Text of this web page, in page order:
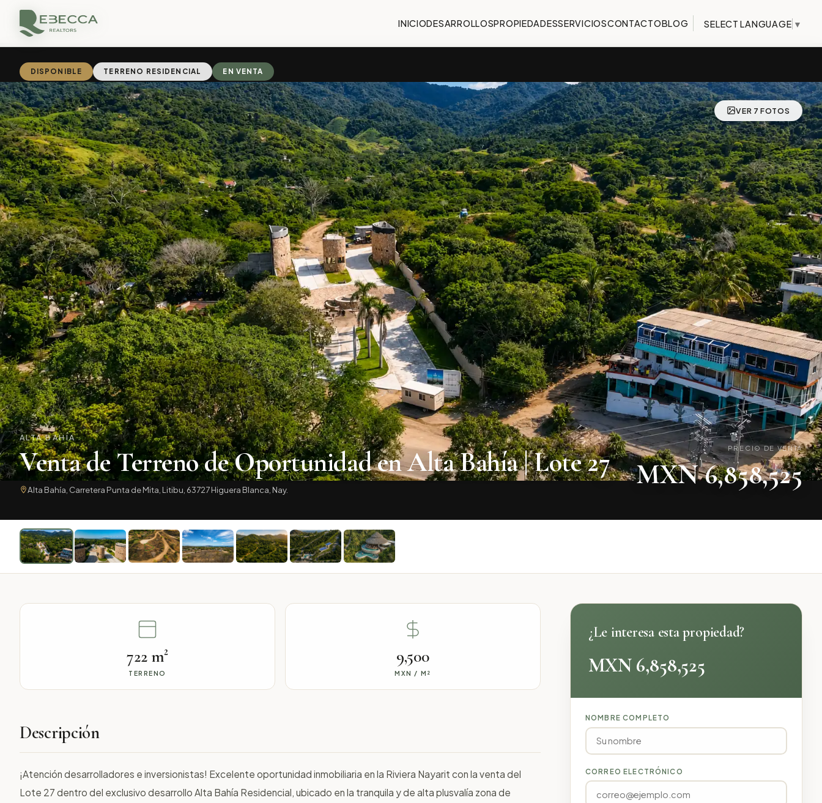
INICIODESARROLLOSPROPIEDADESSERVICIOSCONTACTOBLOG SELECT LANGUAGE ▼
DISPONIBLE TERRENO RESIDENCIAL EN VENTA
VER 7 FOTOS
ALTA BAHÍA
Venta de Terreno de Oportunidad en Alta Bahía | Lote 27
Alta Bahía, Carretera Punta de Mita, Litibu, 63727 Higuera Blanca, Nay.
PRECIO DE VENTA
MXN 6,858,525
722 m²
TERRENO
9,500
MXN / M²
Descripción
¡Atención desarrolladores e inversionistas! Excelente oportunidad inmobiliaria en la Riviera Nayarit con la venta del
Lote 27 dentro del exclusivo desarrollo Alta Bahía Residencial, ubicado en la tranquila y de alta plusvalía zona de
¿Le interesa esta propiedad?
MXN 6,858,525
NOMBRE COMPLETO
CORREO ELECTRÓNICO